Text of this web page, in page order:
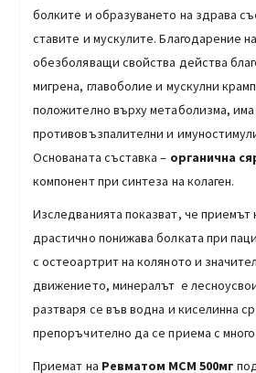
болките и образуването на здрава
ставите и мускулите. Благодарение
обезболяващи свойства действа
мигрена, главоболие и мускулни
положително върху метаболизма, има
противовъзпалителни и
Основаната съставка – органична
компонент при синтеза на колаген.
Изследванията показват, че приемът
драстично понижава болката при
с остеоартрит на коляното и
движението, минералът е
разтваря се във водна и киселинна
препоръчително да се приема с
Приемат на Ревматом МСМ 500мг